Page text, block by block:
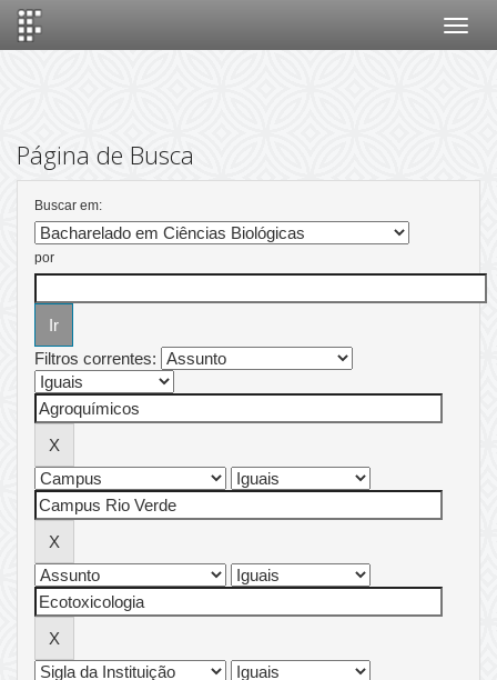
Página de Busca
Buscar em:
por
Filtros correntes: